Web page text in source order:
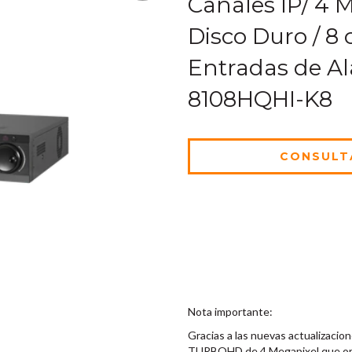
Disco Duro / 8
Entradas de
8108HQHI-K8
Nota importante:
Gracias a las nuevas